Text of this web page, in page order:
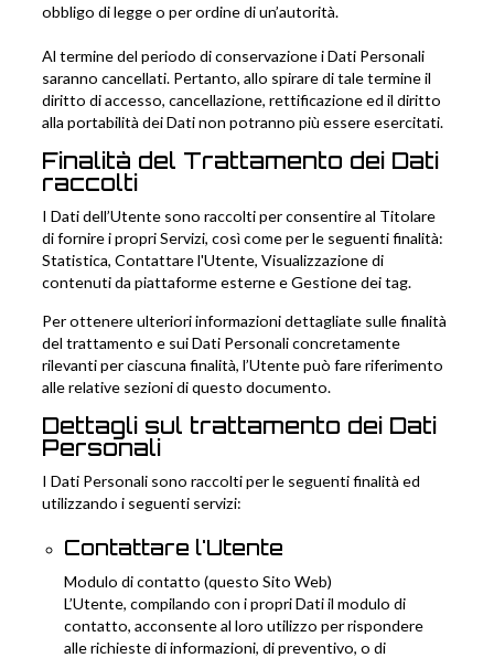
obbligo di legge o per ordine di un’autorità.
Al termine del periodo di conservazione i Dati Personali
saranno cancellati. Pertanto, allo spirare di tale termine il
diritto di accesso, cancellazione, rettificazione ed il diritto
alla portabilità dei Dati non potranno più essere esercitati.
Finalità del Trattamento dei Dati
raccolti
I Dati dell’Utente sono raccolti per consentire al Titolare
di fornire i propri Servizi, così come per le seguenti finalità:
Statistica, Contattare l'Utente, Visualizzazione di
contenuti da piattaforme esterne e Gestione dei tag.
Per ottenere ulteriori informazioni dettagliate sulle finalità
del trattamento e sui Dati Personali concretamente
rilevanti per ciascuna finalità, l’Utente può fare riferimento
alle relative sezioni di questo documento.
Dettagli sul trattamento dei Dati
Personali
I Dati Personali sono raccolti per le seguenti finalità ed
utilizzando i seguenti servizi:
Contattare l'Utente
Modulo di contatto (questo Sito Web)
L’Utente, compilando con i propri Dati il modulo di
contatto, acconsente al loro utilizzo per rispondere
alle richieste di informazioni, di preventivo, o di